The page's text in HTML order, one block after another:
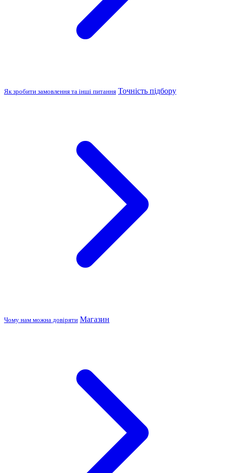
Як зробити замовлення та інші питання Точність підбору
Чому нам можна довіряти Магазин